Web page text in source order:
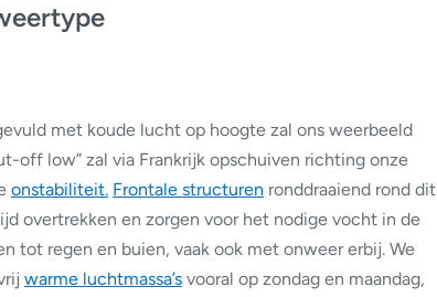
met koude lucht op hoogte zal ons weerbeeld
off low” zal via Frankrijk opschuiven richting onze
onstabiliteit. Frontale structuren ronddraaiend rond dit
overtrekken en zorgen voor het nodige vocht in de
tot regen en buien, vaak ook met onweer erbij. We
warme luchtmassa’s vooral op zondag en maandag,